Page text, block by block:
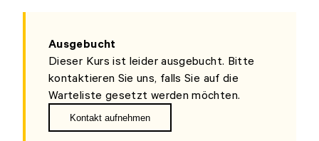
Ausgebucht
Dieser Kurs ist leider ausgebucht. Bitte
kontaktieren Sie uns, falls Sie auf die
Warteliste gesetzt werden möchten.
Kontakt aufnehmen